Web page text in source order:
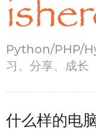
Python/PHP/
习、分享、成长
什么样的电